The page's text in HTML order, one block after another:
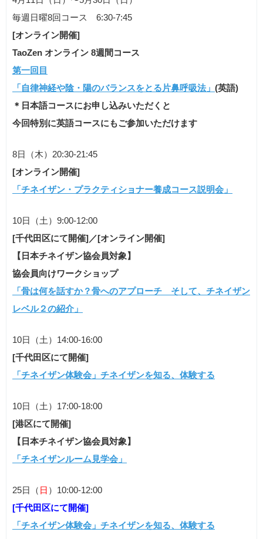
毎週日曜8回コース 6:30-7:45
[オンライン開催]
TaoZen オンライン 8週間コース
第一回目
「自律神経や陰・陽のバランスをとる片鼻呼吸法」 (英語)
＊日本語コースにお申し込みいただくと
今回特別に英語コースにもご参加いただけます
8日（木）20:30-21:45
[オンライン開催]
「チネイザン・プラクティショナー養成コース説明会」
10日（土）9:00-12:00
[千代田区にて開催]／[オンライン開催]
【日本チネイザン協会員対象】
協会員向けワークショップ
「骨は何を話すか？骨へのアプローチ そして、チネイザン
レベル２の紹介」
10日（土）14:00-16:00
[千代田区にて開催]
「チネイザン体験会」チネイザンを知る、体験する
10日（土）17:00-18:00
[港区にて開催]
【日本チネイザン協会員対象】
「チネイザンルーム見学会」
25日（ 日 ）10:00-12:00
[千代田区にて開催]
「チネイザン体験会」チネイザンを知る、体験する